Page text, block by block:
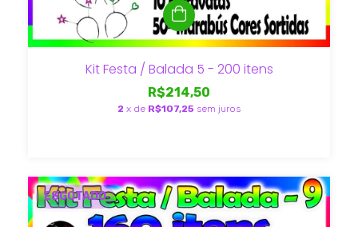
Kit Festa / Balada 5 - 200 itens
R$214,50
2 x de R$107,25 sem juros
ESGOTADO